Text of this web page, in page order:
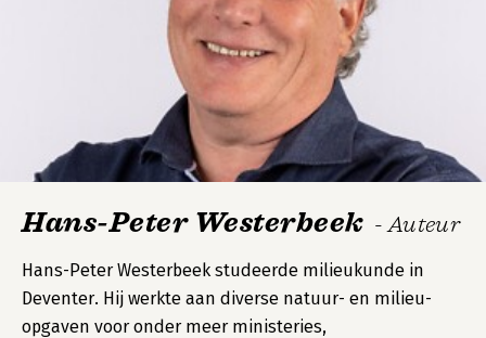
Hans-Peter Westerbeek - Auteur
Hans-Peter Westerbeek studeerde milieukunde in
Deventer. Hij werkte aan diverse natuur- en milieu-
opgaven voor onder meer ministeries,